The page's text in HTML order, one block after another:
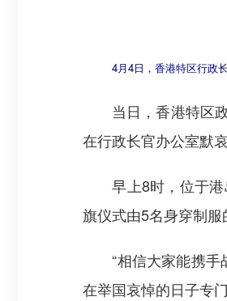
4月4日，香港特区行政
当日，香港特区政
在行政长官办公室默哀
早上8时，位于港
旗仪式由5名身穿制服
“相信大家能携手
在举国哀悼的日子专